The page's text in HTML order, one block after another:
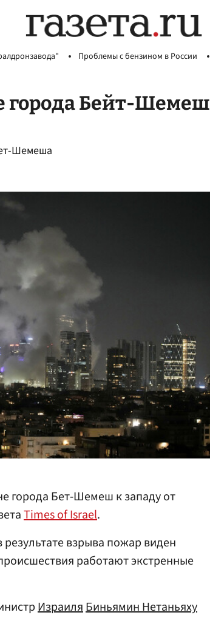
Проблемы с бензином в России
города Бейт-Шемеш
Шемеша
города Бет-Шемеш к западу от
Times of Israel.
взрыва пожар виден
работают экстренные
ИзраиляБиньямин Нетаньяху